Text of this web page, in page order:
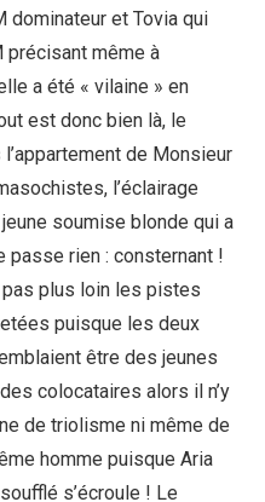
dominateur et Tovia qui
précisant même à
a été « vilaine » en
est donc bien là, le
de Monsieur
l’éclairage
soumise blonde qui a
passe rien : consternant !
pas plus loin les pistes
puisque les deux
être des jeunes
colocataires alors il n’y
de triolisme ni même de
homme puisque Aria
s’écroule ! Le